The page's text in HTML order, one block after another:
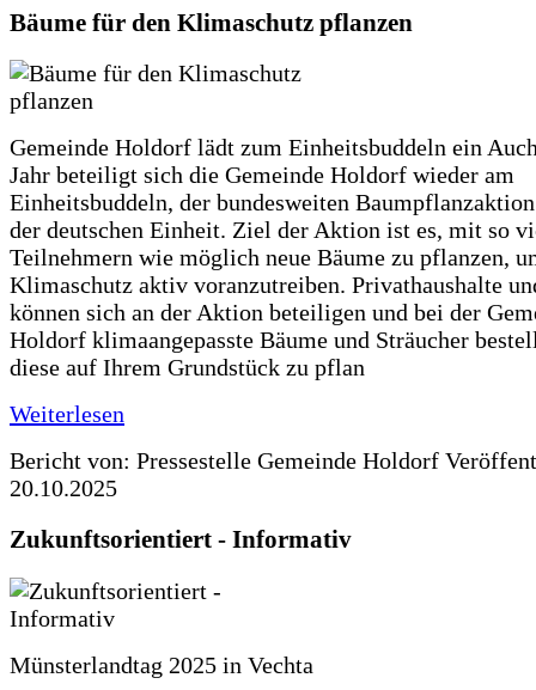
Bäume für den Klimaschutz pflanzen
Gemeinde Holdorf lädt zum Einheitsbuddeln ein
Jahr beteiligt sich die Gemeinde Holdorf wieder am
Einheitsbuddeln, der bundesweiten
der deutschen Einheit. Ziel der Aktion ist es, mit so
Teilnehmern wie möglich neue Bäume zu pflanzen,
Klimaschutz aktiv voranzutreiben. Privathaushalte
können sich an der Aktion beteiligen und bei der
Holdorf klimaangepasste Bäume und Sträucher
diese auf Ihrem Grundstück zu pflan
Weiterlesen
Bericht von: Pressestelle Gemeinde Holdorf
20.10.2025
Zukunftsorientiert - Informativ
Münsterlandtag 2025 in Vechta